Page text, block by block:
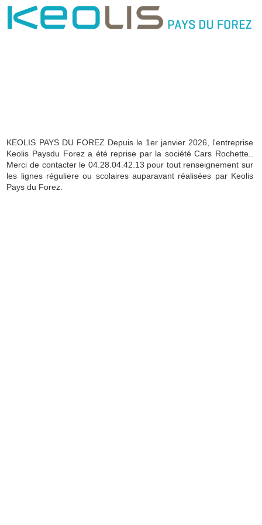
KEOLIS PAYS DU FOREZ Depuis le 1er janvier 2026, l'entreprise
Keolis Paysdu Forez a été reprise par la société Cars Rochette..
Merci de contacter le 04.28.04.42.13 pour tout renseignement sur
les lignes réguliere ou scolaires auparavant réalisées par Keolis
Pays du Forez.